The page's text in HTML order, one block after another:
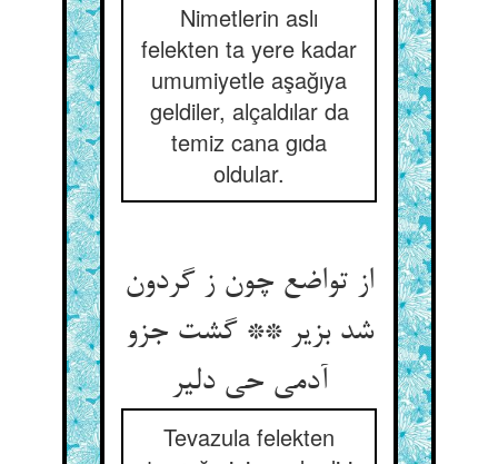
Nimetlerin aslı
felekten ta yere kadar
umumiyetle aşağıya
geldiler, alçaldılar da
temiz cana gıda
oldular.
از تواضع چون ز گردون
شد بزیر ** گشت جزو
آدمی حی دلیر
Tevazula felekten